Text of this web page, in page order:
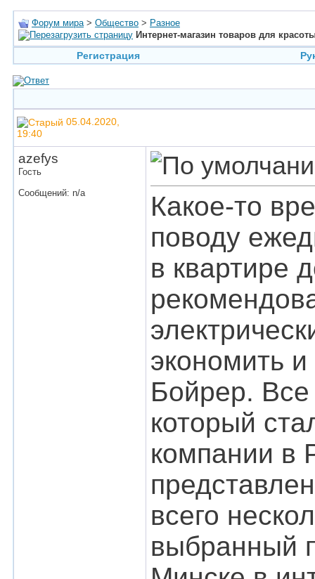
Форум мира > Общество > Разное
Интернет-магазин товаров для
Регистрация
05.04.2020,
19:40
azefys
Гость
Сообщений: n/a
Какое-то
поводу
в квартире
экономить
Бойрер. Все
который
компании в
всего
выбранный